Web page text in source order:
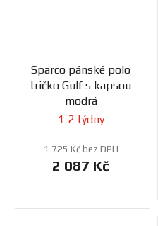
Sparco pánské polo
tričko Gulf s kapsou
modrá
1-2 týdny
1 725 Kč bez DPH
2 087 Kč